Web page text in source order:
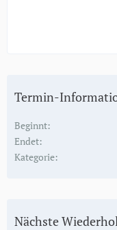
Termin-
Beginnt
Endet
Kategorie
Nächste